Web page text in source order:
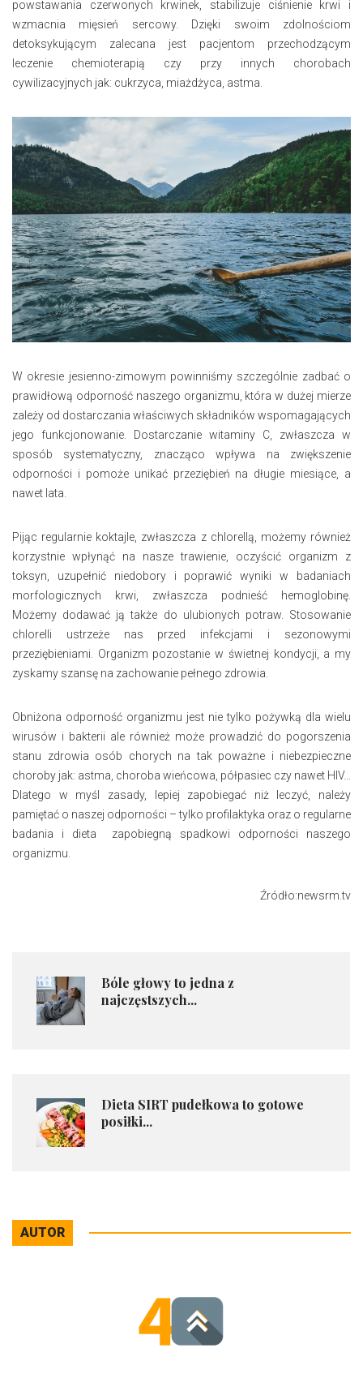
powstawania czerwonych krwinek, stabilizuje ciśnienie krwi i
wzmacnia mięsień sercowy. Dzięki swoim zdolnościom
detoksykującym zalecana jest pacjentom przechodzącym
leczenie chemioterapią czy przy innych chorobach
cywilizacyjnych jak: cukrzyca, miażdżyca, astma.
W okresie jesienno-zimowym powinniśmy szczególnie zadbać o
prawidłową odporność naszego organizmu, która w dużej mierze
zależy od dostarczania właściwych składników wspomagających
jego funkcjonowanie. Dostarczanie witaminy C, zwłaszcza w
sposób systematyczny, znacząco wpływa na zwiększenie
odporności i pomoże unikać przeziębień na długie miesiące, a
nawet lata.
Pijąc regularnie koktajle, zwłaszcza z chlorellą, możemy również
korzystnie wpłynąć na nasze trawienie, oczyścić organizm z
toksyn, uzupełnić niedobory i poprawić wyniki w badaniach
morfologicznych krwi, zwłaszcza podnieść hemoglobinę.
Możemy dodawać ją także do ulubionych potraw. Stosowanie
chlorelli ustrzeże nas przed infekcjami i sezonowymi
przeziębieniami. Organizm pozostanie w świetnej kondycji, a my
zyskamy szansę na zachowanie pełnego zdrowia.
Obniżona odporność organizmu jest nie tylko pożywką dla wielu
wirusów i bakterii ale również może prowadzić do pogorszenia
stanu zdrowia osób chorych na tak poważne i niebezpieczne
choroby jak: astma, choroba wieńcowa, półpasiec czy nawet HIV…
Dlatego w myśl zasady, lepiej zapobiegać niż leczyć, należy
pamiętać o naszej odporności – tylko profilaktyka oraz o regularne
badania i dieta zapobiegną spadkowi odporności naszego
organizmu.
Źródło:newsrm.tv
Bóle głowy to jedna z
najczęstszych...
​Dieta SIRT pudełkowa to gotowe
posiłki...
AUTOR